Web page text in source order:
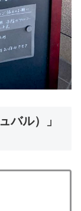
バル）」